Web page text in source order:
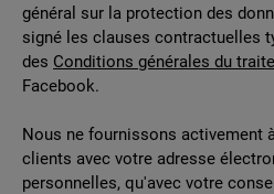
général sur la protection des
signé les clauses contractuelles
des Conditions générales du
Facebook.
Nous ne fournissons activement
clients avec votre adresse
personnelles, qu'avec votre